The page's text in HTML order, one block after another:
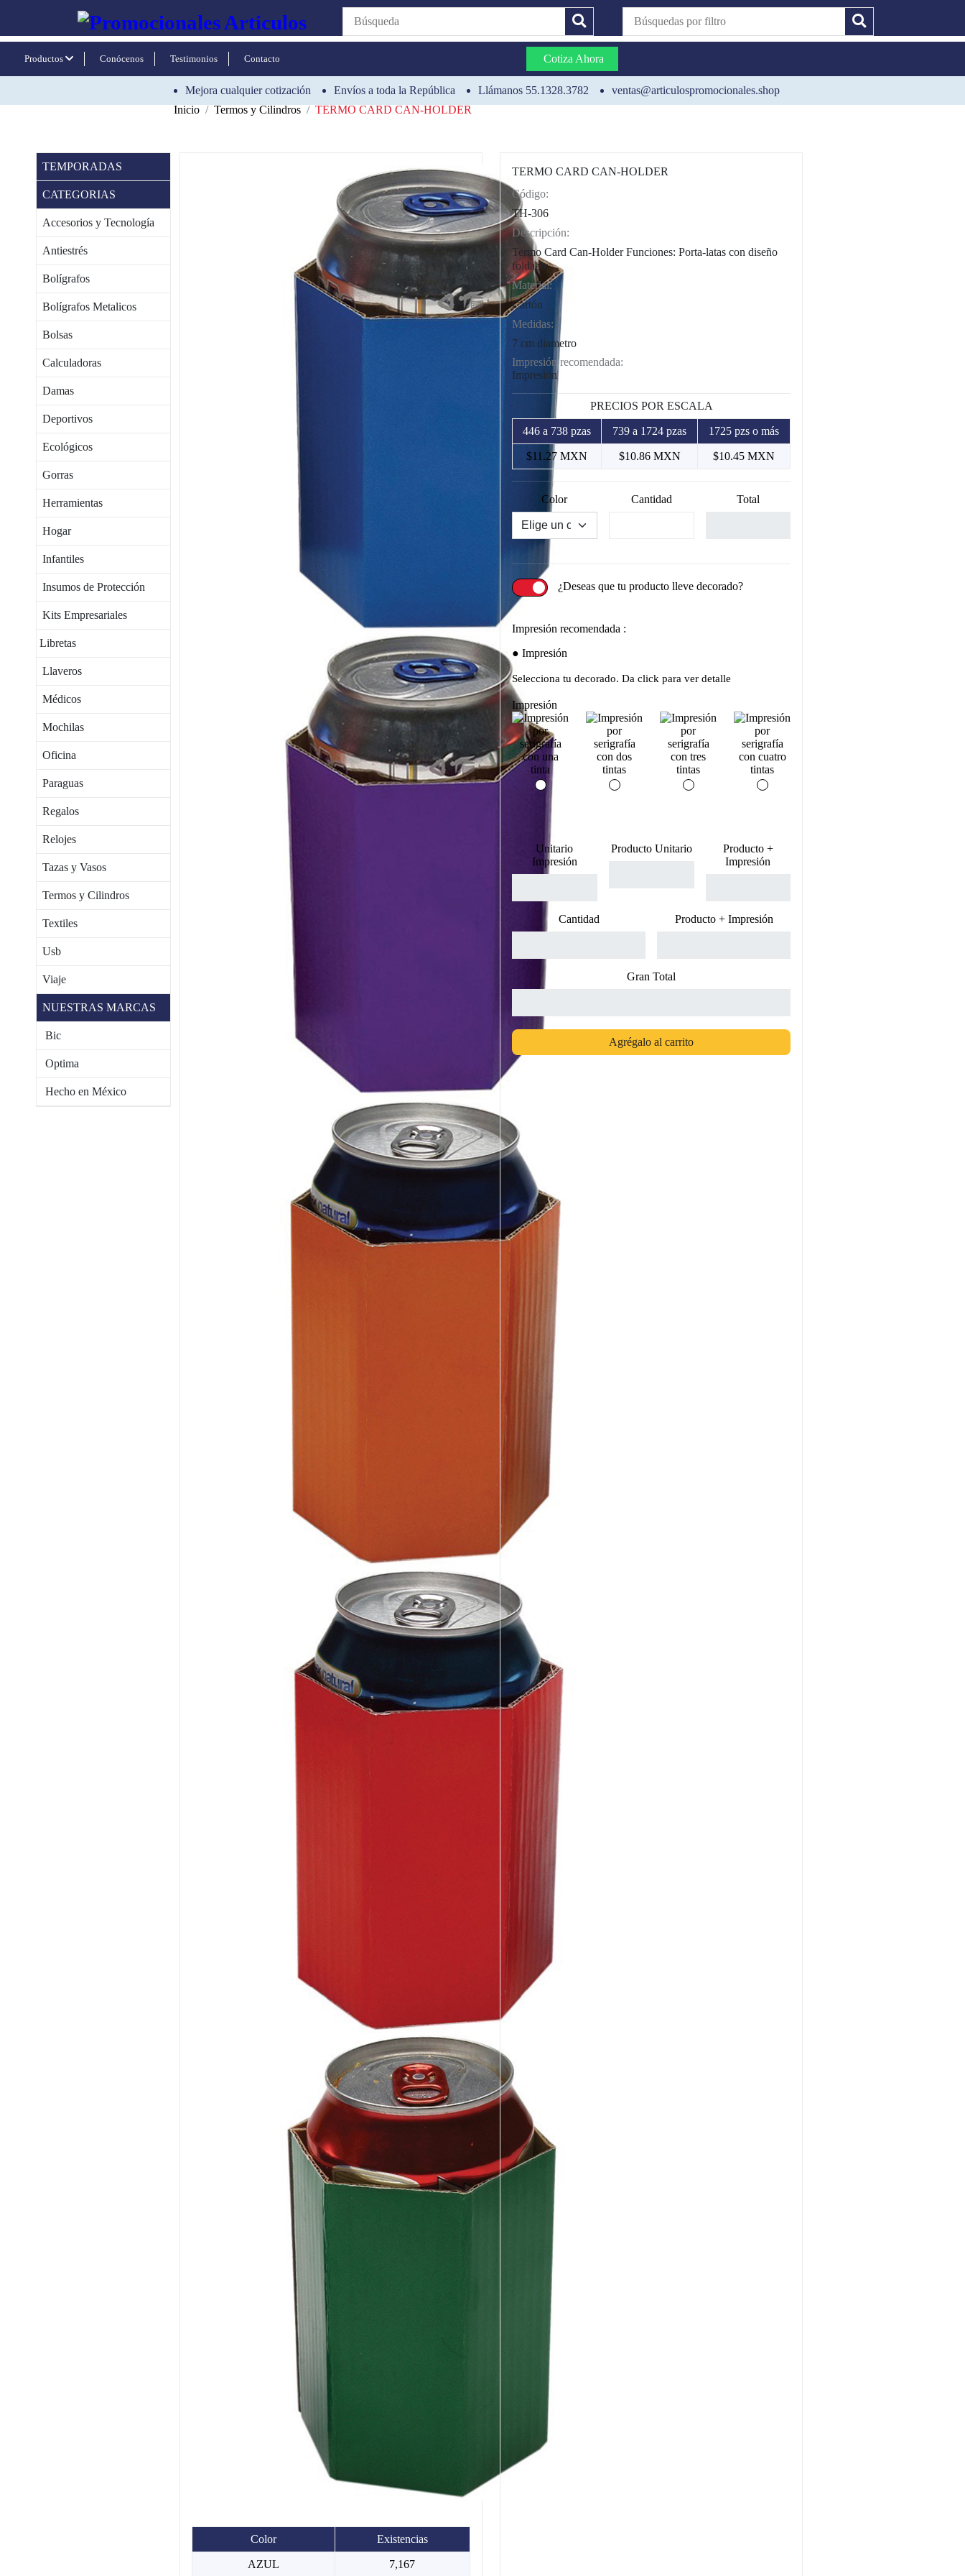
Productos Conócenos Testimonios Contacto Cotiza Ahora
Mejora cualquier cotización Envíos a toda la República Llámanos 55.1328.3782
ventas@articulospromocionales.shop
Inicio
Termos y Cilindros TERMO CARD CAN-HOLDER
TEMPORADAS
CATEGORIAS
Accesorios y Tecnología
Antiestrés
Bolígrafos
Bolígrafos Metalicos
Bolsas
Calculadoras
Damas
Deportivos
Ecológicos
Gorras
Herramientas
Hogar
Infantiles
Insumos de Protección
Kits Empresariales
Libretas
Llaveros
Médicos
Mochilas
Oficina
Paraguas
Regalos
Relojes
Tazas y Vasos
Termos y Cilindros
Textiles
Usb
Viaje
NUESTRAS MARCAS
Bic
Optima
Hecho en México
Color Existencias
AZUL 7,167
TERMO CARD CAN-HOLDER
Código:
TH-306
Descripción:
Termo Card Can-Holder Funciones: Porta-latas con diseño
foldable
Material:
Cartón
Medidas:
7 cm diametro
Impresión recomendada:
Impresión
PRECIOS POR ESCALA
446 a 738 pzas 739 a 1724 pzas 1725 pzs o más
$11.27 MXN $10.86 MXN $10.45 MXN
Color Cantidad Total
¿Deseas que tu producto lleve decorado?
Impresión recomendada :
Impresión
Selecciona tu decorado. Da click para ver detalle
Impresión
Unitario
Impresión
Producto Unitario
Producto +
Impresión
Cantidad Producto + Impresión
Gran Total
Agrégalo al carrito